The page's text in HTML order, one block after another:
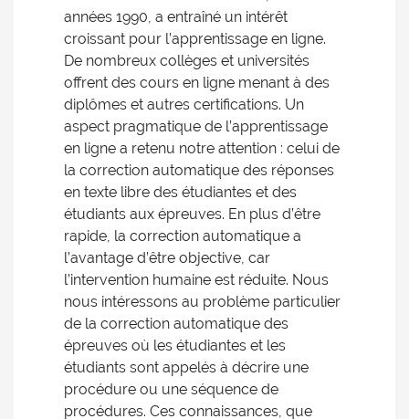
années 1990, a entraîné un intérêt
croissant pour l’apprentissage en ligne.
De nombreux collèges et universités
offrent des cours en ligne menant à des
diplômes et autres certifications. Un
aspect pragmatique de l’apprentissage
en ligne a retenu notre attention : celui de
la correction automatique des réponses
en texte libre des étudiantes et des
étudiants aux épreuves. En plus d’être
rapide, la correction automatique a
l’avantage d’être objective, car
l’intervention humaine est réduite. Nous
nous intéressons au problème particulier
de la correction automatique des
épreuves où les étudiantes et les
étudiants sont appelés à décrire une
procédure ou une séquence de
procédures. Ces connaissances, que